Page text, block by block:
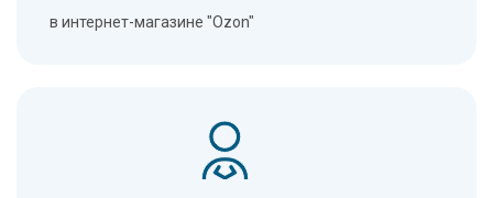
в интернет-магазине "Ozon"